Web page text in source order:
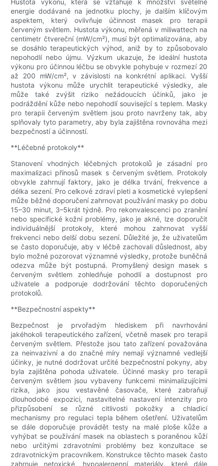
energie dodávané na jednotku plochy, je dalším klíčovým
aspektem, který ovlivňuje účinnost masek pro terapii
červeným světlem. Hustota výkonu, měřená v miliwattech na
centimetr čtvereční (mW/cm²), musí být optimalizována, aby
se dosáhlo terapeutických výhod, aniž by to způsobovalo
nepohodlí nebo újmu. Výzkum ukazuje, že ideální hustota
výkonu pro účinnou léčbu se obvykle pohybuje v rozmezí 20
až 200 mW/cm², v závislosti na konkrétní aplikaci. Vyšší
hustota výkonu může urychlit terapeutické výsledky, ale
může také zvýšit riziko nežádoucích účinků, jako je
podráždění kůže nebo nepohodlí související s teplem. Masky
pro terapii červeným světlem jsou proto navrženy tak, aby
splňovaly tyto parametry, aby byla zajištěna rovnováha mezi
bezpečností a účinností.
**Léčebné protokoly**
Stanovení vhodných léčebných protokolů je zásadní pro
maximalizaci přínosů masek s červeným světlem. Protokoly
obvykle zahrnují faktory, jako je délka trvání, frekvence a
délka sezení. Pro celkové zdraví pleti a kosmetické vylepšení
může běžné doporučení zahrnovat používání masky po dobu
15–30 minut, 3–5krát týdně. Pro rekonvalescenci po zranění
nebo specifické kožní problémy, jako je akné, lze doporučit
individuálnější protokoly, které mohou zahrnovat vyšší
frekvenci nebo delší dobu sezení. Důležité je, že uživatelům
se často doporučuje, aby v léčbě zachovali důslednost, aby
bylo možné pozorovat významné výsledky, protože buněčná
odezva může být postupná. Promyšlený design masek s
červeným světlem zohledňuje pohodlí a dostupnost pro
uživatele a podporuje dodržování těchto doporučených
protokolů.
**Bezpečnostní aspekty**
Bezpečnost je prvořadým hlediskem při navrhování
jakéhokoli terapeutického zařízení, včetně masek pro terapii
červeným světlem. Přestože jsou tato zařízení považována
za neinvazivní a do značné míry nemají významné vedlejší
účinky, je nutné dodržovat určité bezpečnostní pokyny, aby
byla zajištěna pohoda uživatele. Účinné masky pro terapii
červeným světlem jsou vybaveny funkcemi minimalizujícími
rizika, jako jsou vestavěné časovače, které zabraňují
dlouhodobé expozici, nastavitelné nastavení intenzity pro
přizpůsobení se různé citlivosti pokožky a chladicí
mechanismy pro regulaci tepla během ošetření. Uživatelům
se dále doporučuje provádět testy na malé ploše kůže a
vyhýbat se používání masek na oblastech s poraněnou kůží
nebo určitými zdravotními problémy bez konzultace se
zdravotnickým pracovníkem. Konstrukce těchto masek často
zahrnuje netoxické, hypoalergenní materiály, které dále